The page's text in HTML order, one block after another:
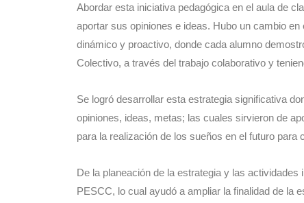
Abordar esta iniciativa pedagógica en el aula de
aportar sus opiniones e ideas. Hubo un cambio
dinámico y proactivo, donde cada alumno
Colectivo, a través del trabajo colaborativo y
Se logró desarrollar esta estrategia significativa
opiniones, ideas, metas; las cuales sirvieron de
para la realización de los sueños en el futuro para
De la planeación de la estrategia y las
PESCC, lo cual ayudó a ampliar la finalidad de la